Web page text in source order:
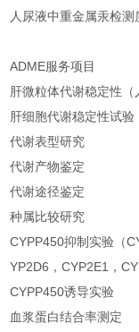
人尿液中重金属汞检测
ADME服务项目
肝微粒体代谢稳定性（
肝细胞代谢稳定性试验
代谢表型研究
代谢产物鉴定
代谢途径鉴定
种属比较研究
CYPP450抑制实验（
YP2D6，CYP2E1，
CYPP450诱导实验
血浆蛋白结合率测定